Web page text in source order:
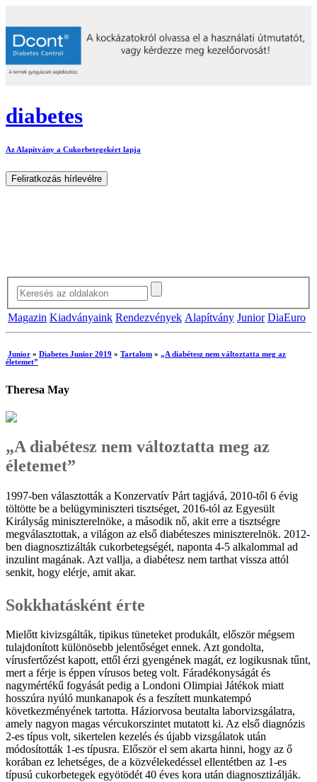
diabetes
Az Alapítvány a Cukorbetegekért lapja
Magazin Kiadványaink Rendezvények Alapítvány Junior DiaEuro
Junior » Diabetes Junior 2019 » Tartalom » „A diabétesz nem változtatta meg az
életemet”
Theresa May
„A diabétesz nem változtatta meg az
életemet”
1997-ben választották a Konzervatív Párt tagjává, 2010-től 6 évig
töltötte be a belügyminiszteri tisztséget, 2016-tól az Egyesült
Királyság miniszterelnöke, a második nő, akit erre a tisztségre
megválasztottak, a világon az első diabéteszes miniszterelnök. 2012-
ben diagnosztizálták cukorbetegségét, naponta 4-5 alkalommal ad
inzulint magának. Azt vallja, a diabétesz nem tarthat vissza attól
senkit, hogy elérje, amit akar.
Sokkhatásként érte
Mielőtt kivizsgálták, tipikus tüneteket produkált, először mégsem
tulajdonított különösebb jelentőséget ennek. Azt gondolta,
vírusfertőzést kapott, ettől érzi gyengének magát, ez logikusnak tűnt,
mert a férje is éppen vírusos beteg volt. Fáradékonyságát és
nagymértékű fogyását pedig a Londoni Olimpiai Játékok miatt
hosszúra nyúló munkanapok és a feszített munkatempó
következményének tartotta. Háziorvosa beutalta laborvizsgálatra,
amely nagyon magas vércukorszintet mutatott ki. Az első diagnózis
2-es típus volt, sikertelen kezelés és újabb vizsgálatok után
módosították 1-es típusra. Először el sem akarta hinni, hogy az ő
korában ez lehetséges, de a közvélekedéssel ellentétben az 1-es
típusú cukorbetegek egyötödét 40 éves kora után diagnosztizálják.